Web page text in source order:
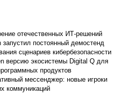
отечественных ИТ-решений
постоянный демостенд
сценариев кибербезопасности
версию экосистемы Digital Q для
продуктов
мессенджер: новые игроки
коммуникаций